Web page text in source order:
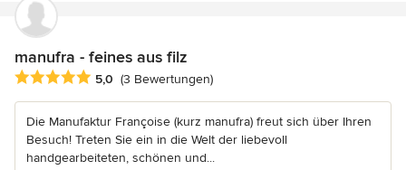
manufra - feines aus filz
Durchschnittliche Bewertung: 5 von 5 Sternen
5,0 (3 Bewertungen)
Die Manufaktur Françoise (kurz manufra) freut sich über Ihren
Besuch! Treten Sie ein in die Welt der liebevoll
handgearbeiteten, schönen und...